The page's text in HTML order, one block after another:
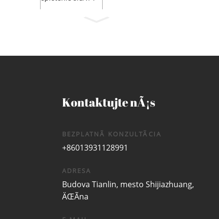
Kontaktujte nÃ¡s
BEZPLATNÃ KONZULTÃCIA
+86013931128991
ADRESA
Budova Tianlin, mesto Shijiazhuang,
ÄŒÃ­na